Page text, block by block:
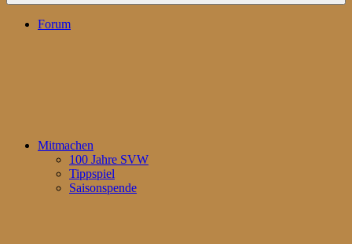
Forum
Mitmachen
100 Jahre SVW
Tippspiel
Saisonspende